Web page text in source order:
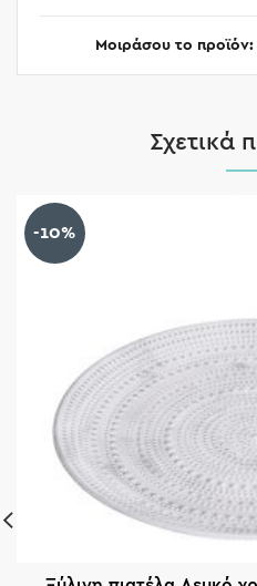
Μοιράσου το προϊόν
Σχετικά
-10%